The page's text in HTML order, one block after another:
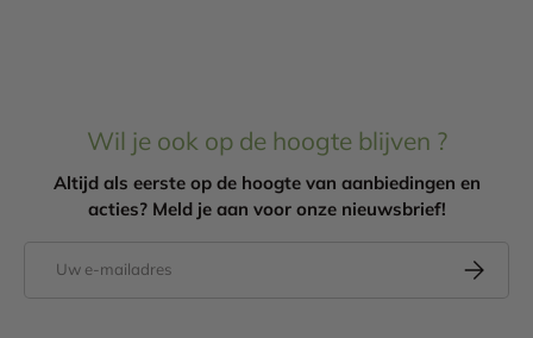
Wil je ook op de hoogte blijven ?
Altijd als eerste op de hoogte van aanbiedingen en
acties? Meld je aan voor onze nieuwsbrief!
Abonneer